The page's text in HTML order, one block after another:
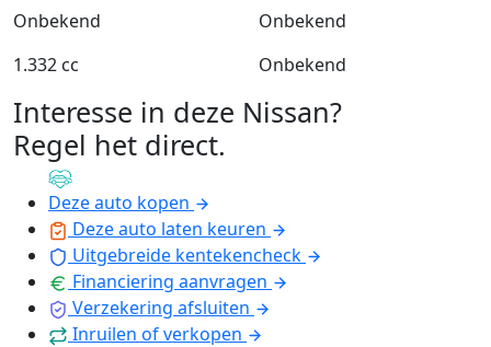
Onbekend
Onbekend
1.332 cc
Onbekend
Interesse in deze Nissan?
Regel het direct.
Deze auto kopen
Deze auto laten keuren
Uitgebreide kentekencheck
Financiering aanvragen
Verzekering afsluiten
Inruilen of verkopen